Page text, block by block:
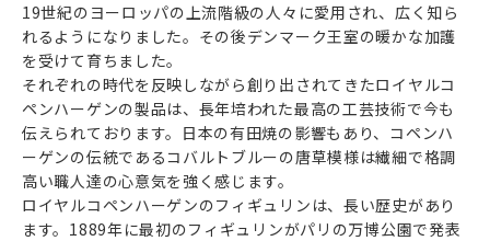
19世紀のヨーロッパの上流階級の人々に愛用され、広く知ら
れるようになりました。その後デンマーク王室の暖かな加護
を受けて育ちました。
それぞれの時代を反映しながら創り出されてきたロイヤルコ
ペンハーゲンの製品は、長年培われた最高の工芸技術で今も
伝えられております。日本の有田焼の影響もあり、コペンハ
ーゲンの伝統であるコバルトブルーの唐草模様は繊細で格調
高い職人達の心意気を強く感じます。
ロイヤルコペンハーゲンのフィギュリンは、長い歴史があり
ます。1889年に最初のフィギュリンがパリの万博公園で発表